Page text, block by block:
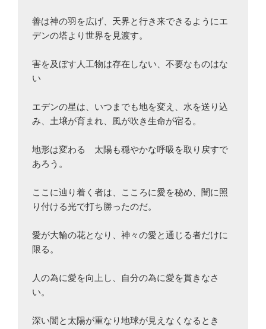
善は神の羽を広げ、天界と行き来できるようにエ
デンの塔より世界を見渡す。
害を及ぼす人工物は存在しない、不要なものはな
い
エデンの星は、いつまでも地を変え、水を送り込
み、土壌が育まれ、風が吹き生命が宿る。
地形は変わる　太陽も穏やかな呼吸を取り戻すで
あろう。
ここに辿り着く者は、こころに愛を秘め、闇に照
り付ける光で打ち勝ったのだ。
愛が大輪の花となり、神々の愛と通じる者だけに
限る。
人の為に愛を向上し、自分の為に愛を貫きなさ
い。
深い闇と太陽が重なり地球が見えなくなるとき